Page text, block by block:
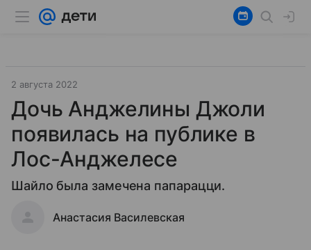
2 августа 2022
Дочь Анджелины Джоли
появилась на публике в
Лос-Анджелесе
Шайло была замечена папарацци.
Анастасия Василевская